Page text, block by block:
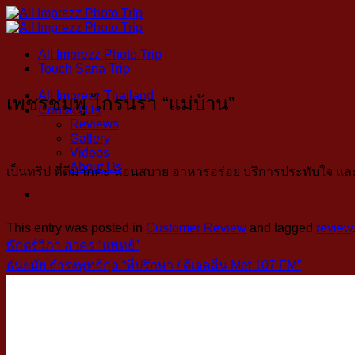
Skip
to
All Imprezz Photo Trip
Touch Sana Trip
All Imprezz Thailand
Contact Us
Reviews
Gallery
Videos
About Us
เพชรชมพู ไกรนรา “แม่บ้าน”
เป็นทริป ที่ดีมากคะ นอนสบาย อาหารอร่อย บริการประทับใจ แล
This entry was posted in Customer Review and tagged review.
พักตร์วิภา สาคร “แพทย์”
ธันยมัย ธำรงพุทธิกุล “ที่ปรึกษา / ดีเจคลื่น Met 107 FM”